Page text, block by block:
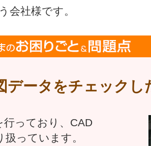
会社様です。
データをチェックし
行っており、CAD
っています。